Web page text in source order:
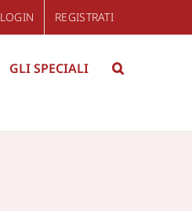
LOGIN REGISTRATI
GLI SPECIALI